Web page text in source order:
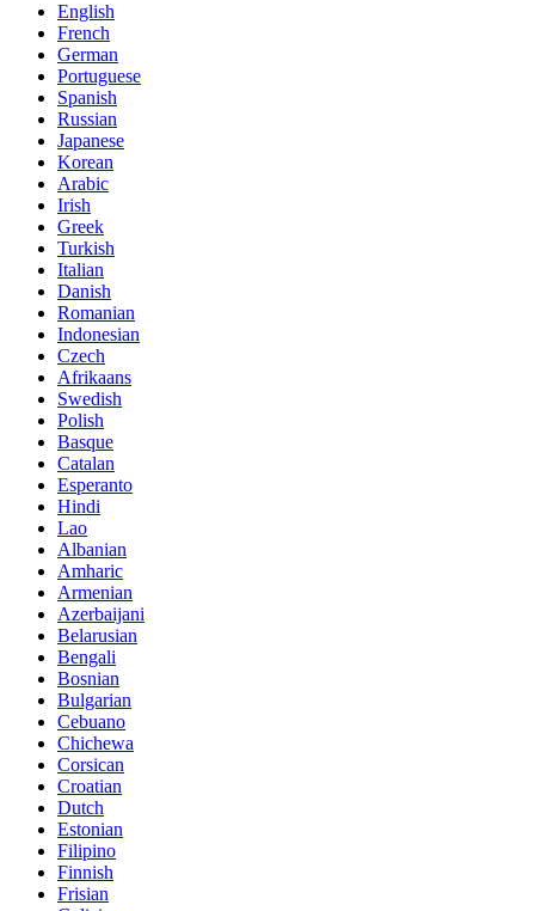
English
French
German
Portuguese
Spanish
Russian
Japanese
Korean
Arabic
Irish
Greek
Turkish
Italian
Danish
Romanian
Indonesian
Czech
Afrikaans
Swedish
Polish
Basque
Catalan
Esperanto
Hindi
Lao
Albanian
Amharic
Armenian
Azerbaijani
Belarusian
Bengali
Bosnian
Bulgarian
Cebuano
Chichewa
Corsican
Croatian
Dutch
Estonian
Filipino
Finnish
Frisian